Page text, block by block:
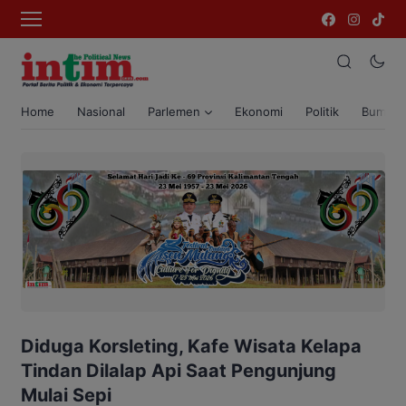
Home Nasional Parlemen Ekonomi Politik Bumi
Diduga Korsleting, Kafe Wisata Kelapa
Tindan Dilalap Api Saat Pengunjung
Mulai Sepi